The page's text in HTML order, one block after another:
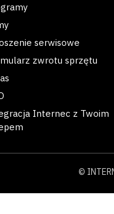
serwisowe
zwrotu sprzętu
Internec z Twoim
©